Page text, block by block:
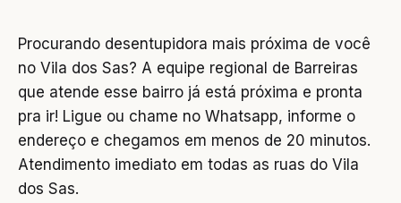
Procurando desentupidora mais próxima de você
no Vila dos Sas? A equipe regional de Barreiras
que atende esse bairro já está próxima e pronta
pra ir! Ligue ou chame no Whatsapp, informe o
endereço e chegamos em menos de 20 minutos.
Atendimento imediato em todas as ruas do Vila
dos Sas.